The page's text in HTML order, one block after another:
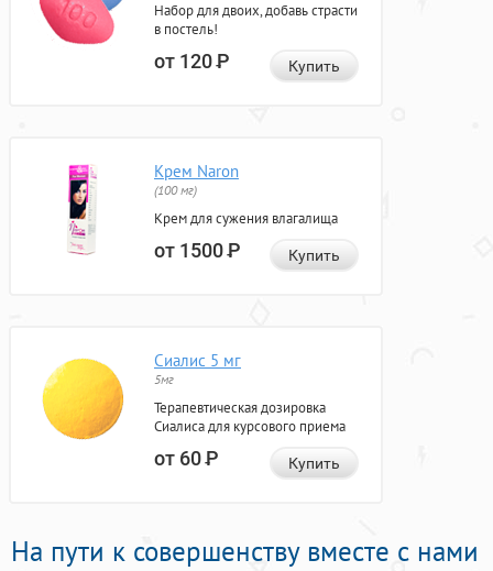
Набор для двоих, добавь страсти
в постель!
от 120Р Купить
Крем Naron
(100 мг)
Крем для сужения влагалища
от 1500Р Купить
Сиалис 5 мг
5мг
Терапевтическая дозировка
Сиалиса для курсового приема
от 60Р Купить
На пути к совершенству вместе с нами